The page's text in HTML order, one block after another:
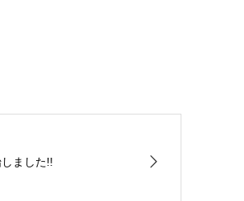
ました!!